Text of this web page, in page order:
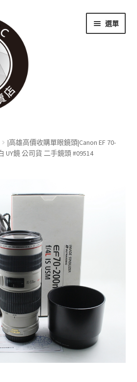
選單
|高雄高價收購單眼鏡頭|Canon EF 70-
UY鏡 公司貨 二手鏡頭 #09514